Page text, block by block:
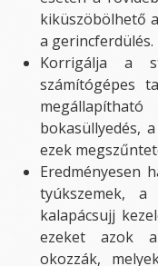
kiküszöbölhető
a gerincferdülés.
Korrigálja a
számítógépes
bokasüllyedés,
ezek
Eredményesen
tyúkszemek,
kalapácsujj
ezeket azok
okozzák,